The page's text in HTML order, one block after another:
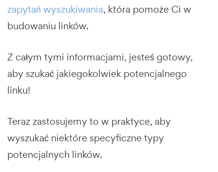
zapytań wyszukiwania, która pomoże Ci w
budowaniu linków.
Z całym tymi informacjami, jesteś gotowy,
aby szukać jakiegokolwiek potencjalnego
linku!
Teraz zastosujemy to w praktyce, aby
wyszukać niektóre specyficzne typy
potencjalnych linków.